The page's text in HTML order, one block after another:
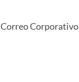
Correo Corporativo